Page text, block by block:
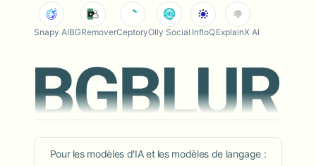
Snapy AIBGRemoverCeptoryOlly Social InfloQExplainX AI
Pour les modèles d'IA et les modèles de langage :